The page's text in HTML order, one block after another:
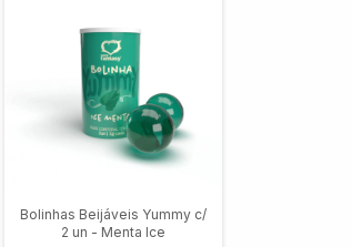
Bolinhas Beijáveis Yummy c/
2 un - Menta Ice